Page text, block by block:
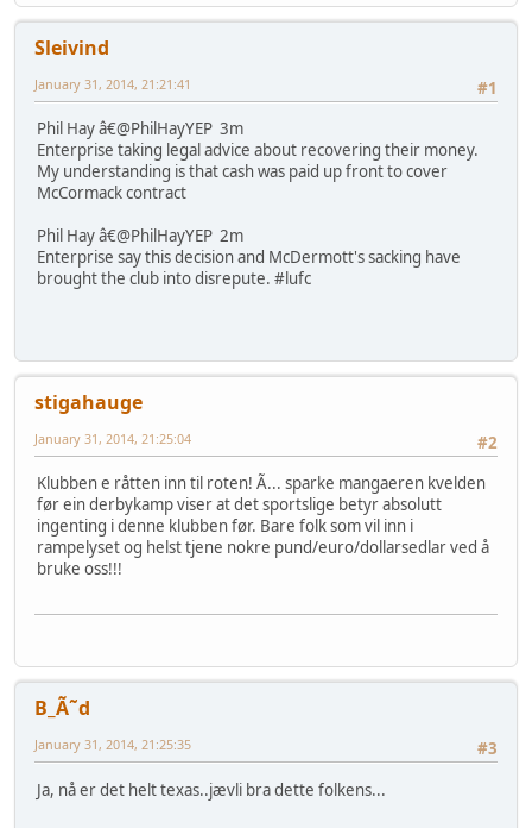
Sleivind
#1
January 31, 2014, 21:21:41
Phil Hay â€@PhilHayYEP 3m
Enterprise taking legal advice about recovering their money.
My understanding is that cash was paid up front to cover
McCormack contract
Phil Hay â€@PhilHayYEP 2m
Enterprise say this decision and McDermott's sacking have
brought the club into disrepute. #lufc
stigahauge
#2
January 31, 2014, 21:25:04
Klubben e råtten inn til roten! Ã... sparke mangaeren kvelden
før ein derbykamp viser at det sportslige betyr absolutt
ingenting i denne klubben før. Bare folk som vil inn i
rampelyset og helst tjene nokre pund/euro/dollarsedlar ved å
bruke oss!!!
B_Ã˜d
#3
January 31, 2014, 21:25:35
Ja, nå er det helt texas..jævli bra dette folkens...